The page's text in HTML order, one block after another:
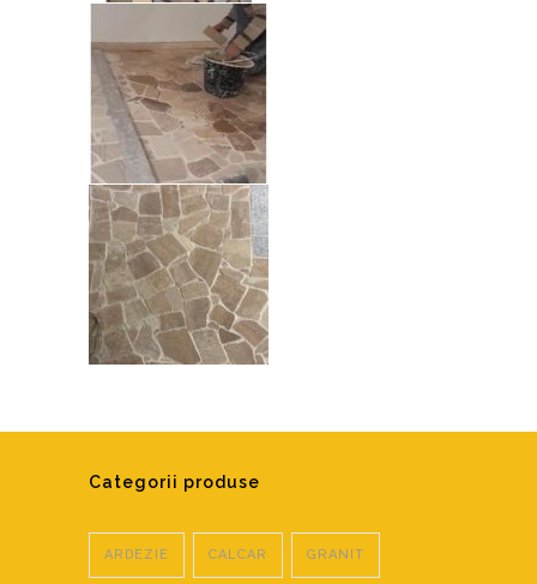
Categorii produse
ARDEZIE CALCAR GRANIT